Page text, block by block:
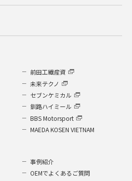
前田工繊産資
未来テクノ
セブンケミカル
釧路ハイミール
BBS Motorsport
MAEDA KOSEN VIETNAM
事例紹介
OEMでよくあるご質問